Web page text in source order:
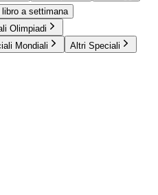
libro a settimana
Olimpiadi
Mondiali Altri Speciali